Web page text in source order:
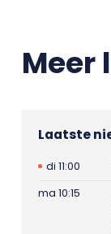
Meer
Laatste
di 11:00
ma 10:15